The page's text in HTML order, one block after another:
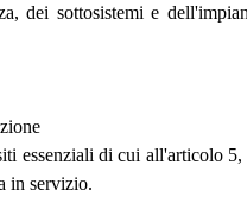
dei sottosistemi e
essenziali di cui all'articolo
in servizio.